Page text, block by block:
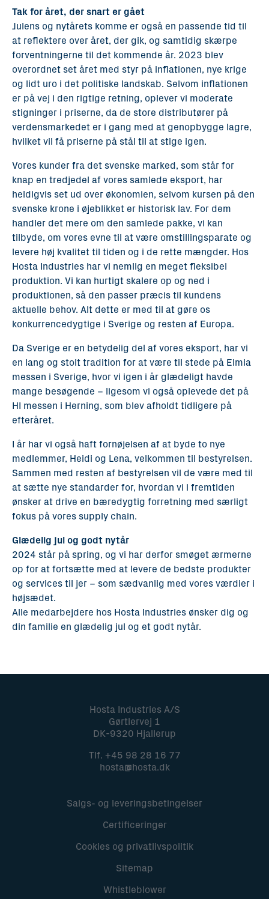
Tak for året, der snart er gået
Julens og nytårets komme er også en passende tid til
at reflektere over året, der gik, og samtidig skærpe
forventningerne til det kommende år. 2023 blev
overordnet set året med styr på inflationen, nye krige
og lidt uro i det politiske landskab. Selvom inflationen
er på vej i den rigtige retning, oplever vi moderate
stigninger i priserne, da de store distributører på
verdensmarkedet er i gang med at genopbygge lagre,
hvilket vil få priserne på stål til at stige igen.
Vores kunder fra det svenske marked, som står for
knap en tredjedel af vores samlede eksport, har
heldigvis set ud over økonomien, selvom kursen på den
svenske krone i øjeblikket er historisk lav. For dem
handler det mere om den samlede pakke, vi kan
tilbyde, om vores evne til at være omstillingsparate og
levere høj kvalitet til tiden og i de rette mængder. Hos
Hosta Industries har vi nemlig en meget fleksibel
produktion. Vi kan hurtigt skalere op og ned i
produktionen, så den passer præcis til kundens
aktuelle behov. Alt dette er med til at gøre os
konkurrencedygtige i Sverige og resten af Europa.
Da Sverige er en betydelig del af vores eksport, har vi
en lang og stolt tradition for at være til stede på Elmia
messen i Sverige, hvor vi igen i år glædeligt havde
mange besøgende – ligesom vi også oplevede det på
HI messen i Herning, som blev afholdt tidligere på
efteråret.
I år har vi også haft fornøjelsen af at byde to nye
medlemmer, Heidi og Lena, velkommen til bestyrelsen.
Sammen med resten af bestyrelsen vil de være med til
at sætte nye standarder for, hvordan vi i fremtiden
ønsker at drive en bæredygtig forretning med særligt
fokus på vores supply chain.
Glædelig jul og godt nytår
2024 står på spring, og vi har derfor smøget ærmerne
op for at fortsætte med at levere de bedste produkter
og services til jer – som sædvanlig med vores værdier i
højsædet.
Alle medarbejdere hos Hosta Industries ønsker dig og
din familie en glædelig jul og et godt nytår.
Hosta Industries A/S
Gørtlervej 1
DK-9320 Hjallerup
Tlf. +45 98 28 16 77
hosta@hosta.dk
Salgs- og leveringsbetingelser
Certificeringer
Cookies og privatlivspolitik
Sitemap
Whistleblower